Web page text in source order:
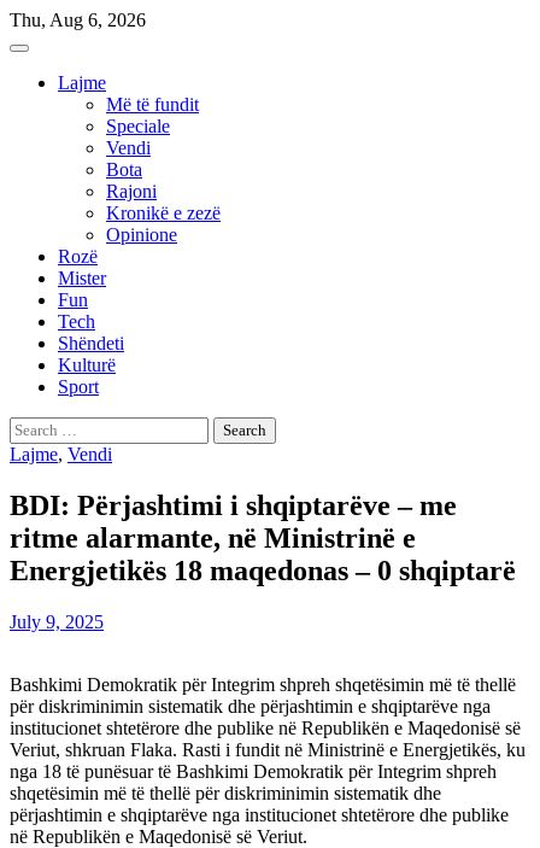
Skip
to
Thu, Aug 6, 2026
Lajme
Më të fundit
Speciale
Vendi
Bota
Rajoni
Kronikë e zezë
Opinione
Rozë
Mister
Fun
Tech
Shëndeti
Kulturë
Sport
Search
for:
Lajme, Vendi
BDI: Përjashtimi i shqiptarëve – me
ritme alarmante, në Ministrinë e
Energjetikës 18 maqedonas – 0 shqiptarë
July 9, 2025
Bashkimi Demokratik për Integrim shpreh shqetësimin më të thellë
për diskriminimin sistematik dhe përjashtimin e shqiptarëve nga
institucionet shtetërore dhe publike në Republikën e Maqedonisë së
Veriut, shkruan Flaka. Rasti i fundit në Ministrinë e Energjetikës, ku
nga 18 të punësuar të Bashkimi Demokratik për Integrim shpreh
shqetësimin më të thellë për diskriminimin sistematik dhe
përjashtimin e shqiptarëve nga institucionet shtetërore dhe publike
në Republikën e Maqedonisë së Veriut.